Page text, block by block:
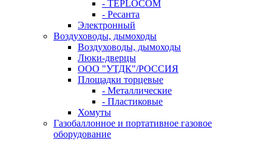
- TEPLOCOM
- Ресанта
Электронный
Воздуховоды, дымоходы
Воздуховоды, дымоходы
Люки-дверцы
ООО "УТДК"/РОССИЯ
Площадки торцевые
- Металлические
- Пластиковые
Хомуты
Газобаллонное и портативное газовое
оборудование